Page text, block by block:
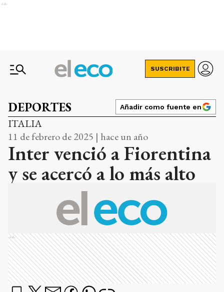
Ads
SUSCRIBITE
DEPORTES Añadir como fuente en
ITALIA
11 de febrero de 2025 | hace un año
Inter venció a Fiorentina
y se acercó a lo más alto
Ads